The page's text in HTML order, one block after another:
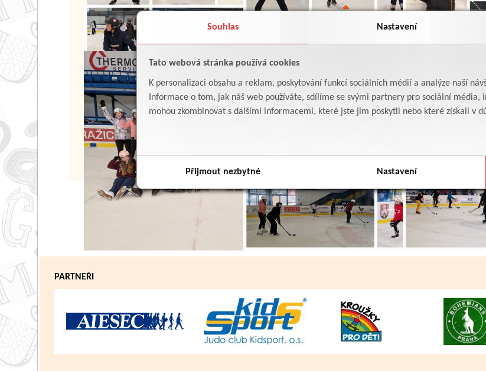
Souhlas Nastavení
Tato webová stránka používá cookies
K personalizaci obsahu a reklam, poskytování funkcí sociálních médií a analýze naší
Informace o tom, jak náš web používáte, sdílíme se svými partnery pro sociální média,
mohou zkombinovat s dalšími informacemi, které jste jim poskytli nebo které získali v
Přijmout nezbytné Nastavení
PARTNEŘI